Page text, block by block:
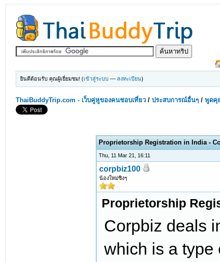
ยินดีต้อนรับ คุณผู้เยี่ยมชม! (เข้าสู่ระบบ — ลงทะเบียน)
ThaiBuddyTrip.com - เว็บคู่หูของคนชอบเที่ยว /ประสบการณ์อื่นๆ /พูดคุ
Proprietorship Registration in India -
Thu, 11 Mar 21, 16:11
corpbiz100
น้องใหม่ซิงๆ
Proprietorship
Corpbiz deals
which is a type